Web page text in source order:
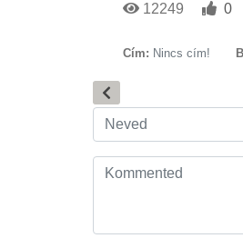
12249 0
Cím: Nincs cím!